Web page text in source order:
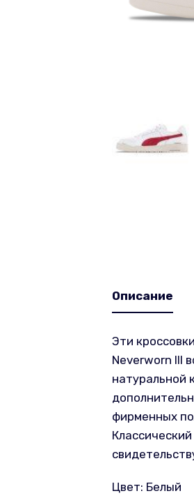
Описание
Эти
Neverworn III
натуральной
фирменных
Цвет: Белый